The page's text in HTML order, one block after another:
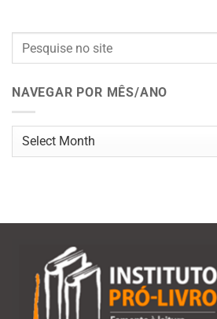
NAVEGAR POR MÊS/ANO
Navegar